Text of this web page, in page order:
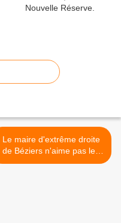
Le maire d'extrême droite
de Béziers n'aime pas les
journalistes >